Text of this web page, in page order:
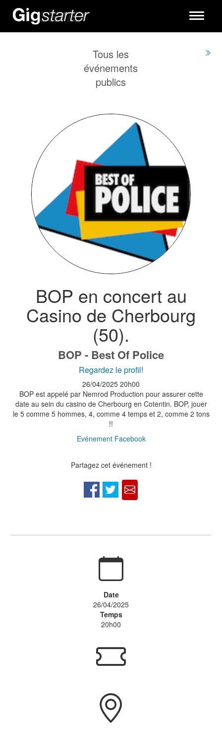
Toggle
Tous les
événements
publics
BOP en concert au
Casino de Cherbourg
(50).
BOP - Best Of Police
Regardez le profil!
26/04/2025 20h00
BOP est appelé par Nemrod Production pour assurer cette
date au sein du casino de Cherbourg en Cotentin. BOP, jouer
le 5 comme 5 hommes, 4, comme 4 temps et 2, comme 2 tons
!!
Evénement Facebook
Partagez cet événement !
Date
26/04/2025
Temps
20h00